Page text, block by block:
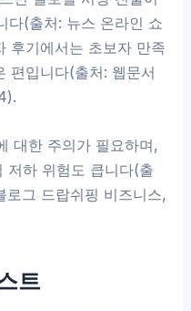
다(출처: 뉴스 온라인 쇼
후기에서는 초보자 만족
편입니다(출처: 웹문서
대한 주의가 필요하며,
저하 위험도 큽니다(출
로그 드랍쉬핑 비즈니스,
트